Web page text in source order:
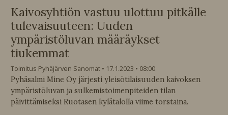
Kaivosyhtiön vastuu ulottuu pitkälle
tulevaisuuteen: Uuden
ympäristöluvan määräykset
tiukemmat
Toimitus Pyhäjärven Sanomat 17.1.2023
08:00
Pyhäsalmi Mine Oy järjesti yleisötilaisuuden kaivoksen
ympäristöluvan ja sulkemistoimenpiteiden tilan
päivittämiseksi Ruotasen kylätalolla viime torstaina.